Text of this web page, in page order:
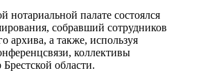
нотариальной палате состоялся
собравший сотрудников
архива, а также, используя
коллективы
области.